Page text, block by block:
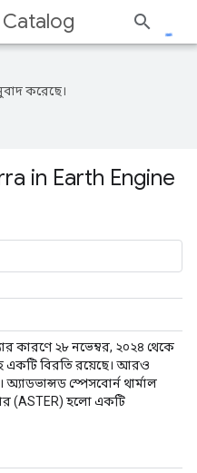
করেছে।
in Earth Engine
কারণে ২৮ নভেম্বর, ২০২৪ থেকে
একটি বিরতি রয়েছে। আরও
স্পেসবোর্ন থার্মাল
(ASTER) হলো একটি